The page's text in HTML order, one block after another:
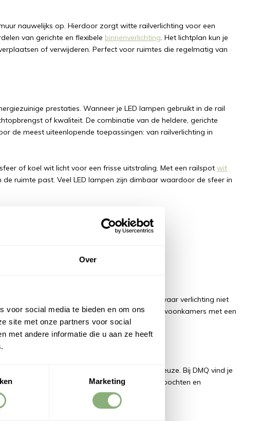
Over
voor social media te bieden en om ons
site met onze partners voor social
met andere informatie die u aan ze heeft
Marketing
nauwelijks op. Hierdoor zorgt witte railverlichting voor een
van gerichte en flexibele binnenverlichting. Het lichtplan kun je
of verwijderen. Perfect voor ruimtes die regelmatig van
prestaties. Wanneer je LED lampen gebruikt in de rail
of kwaliteit. De combinatie van de heldere, gerichte
de meest uiteenlopende toepassingen: van railverlichting in
of koel wit licht voor een frisse uitstraling. Met een railspot wit
ruimte past. Veel LED lampen zijn dimbaar waardoor de sfeer in
spots zwart, wat vaak gewenst is in ruimtes waar verlichting niet
aan musea, showrooms of moderne woonkamers met een
railverlichting een optimale keuze. Bij DMQ vind je
samen te stellen: van accessoires zoals bochten en